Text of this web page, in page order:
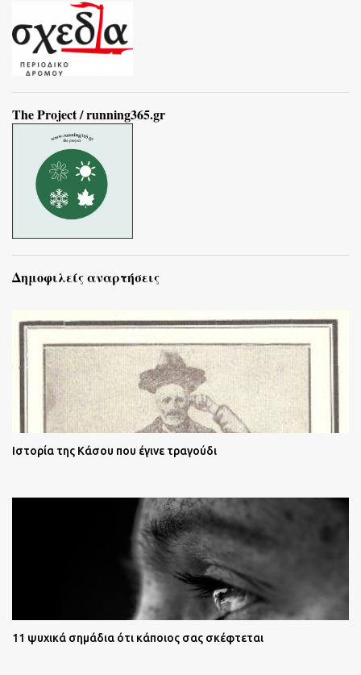
The Project / running365.gr
Δημοφιλείς αναρτήσεις
Ιστορία της Κάσου που έγινε τραγούδι
11 ψυχικά σημάδια ότι κάποιος σας σκέφτεται